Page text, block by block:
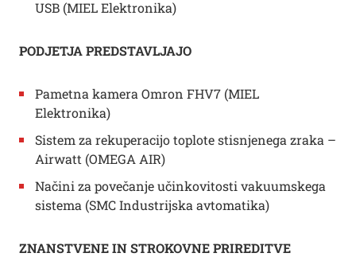
USB (MIEL Elektronika)
PODJETJA PREDSTAVLJAJO
Pametna kamera Omron FHV7 (MIEL
Elektronika)
Sistem za rekuperacijo toplote stisnjenega zraka –
Airwatt (OMEGA AIR)
Načini za povečanje učinkovitosti vakuumskega
sistema (SMC Industrijska avtomatika)
ZNANSTVENE IN STROKOVNE PRIREDITVE